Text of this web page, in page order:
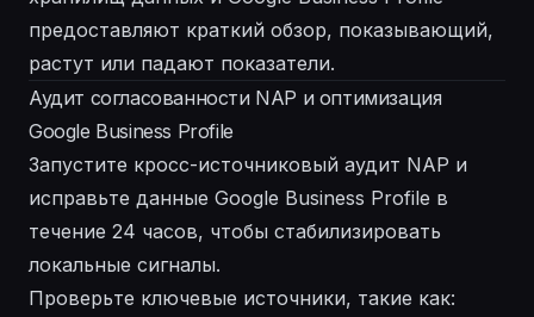
предоставляют краткий обзор, показывающий,
растут или падают показатели.
Аудит согласованности NAP и оптимизация
Google Business Profile
Запустите кросс-источниковый аудит NAP и
исправьте данные Google Business Profile в
течение 24 часов, чтобы стабилизировать
локальные сигналы.
Проверьте ключевые источники, такие как: